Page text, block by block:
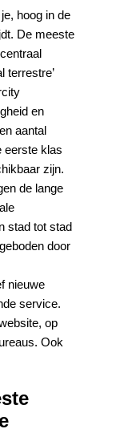
hoog in de
De meeste
terrestre’
en
aantal
eerste klas
zijn.
de lange
stad tot stad
door
nieuwe
service.
op
Ook